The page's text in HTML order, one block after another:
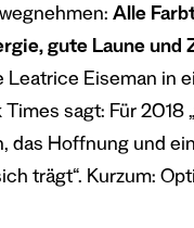
Alle
gute Laune und
Leatrice Eiseman in
Times sagt: Für 2018
das Hoffnung und
trägt“. Kurzum: